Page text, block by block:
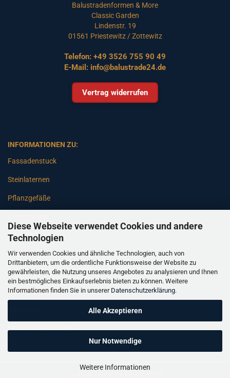
Diese Webseite verwendet Cookies und andere
Technologien
Wir verwenden Cookies und ähnliche Technologien, auch von
Drittanbietern, um die ordentliche Funktionsweise der Website zu
gewährleisten, die Nutzung unseres Angebotes zu analysieren und Ihnen
ein bestmögliches Einkaufserlebnis bieten zu können. Weitere
Informationen finden Sie in unserer Datenschutzerklärung.
Alle Akzeptieren
Nur Notwendige
Weitere Informationen
Balustradenformen & More
Classic Garden
Lindenstr. 19
01561 Priestewitz / Zottewitz
Telefon: +49 3526 755 90 49
E-Mail: info@balustrade24.de
Vertrag widerrufen
INFORMATIONEN ZU:
Fassadenstuck
Steinlaternen
Pflanzgefäße
Gartenbänke
Pfeiler
Gartenbrunnen
Gartenfiguren